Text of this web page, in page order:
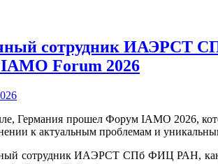
сотрудник ИАЭРСТ
Forum 2026
прошел Форум IAMO 2026,
к актуальным проблемам и
ИАЭРСТ СПб ФИЦ РАН,